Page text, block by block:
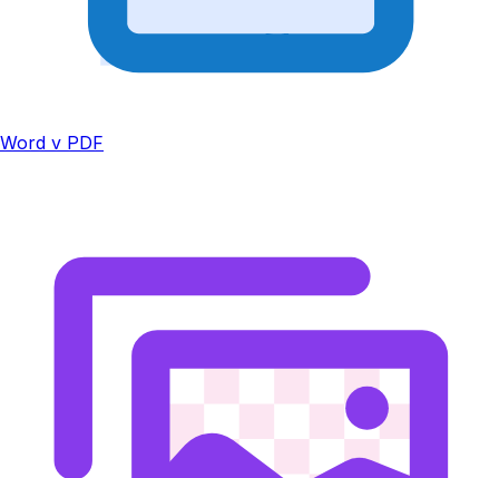
Word v PDF